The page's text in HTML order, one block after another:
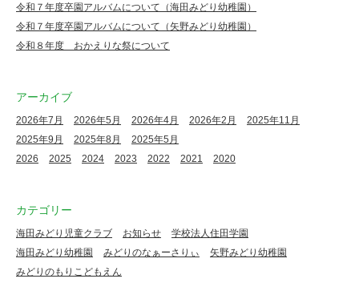
令和７年度卒園アルバムについて（海田みどり幼稚園）
令和７年度卒園アルバムについて（矢野みどり幼稚園）
令和８年度 おかえりな祭について
アーカイブ
2026年7月 2026年5月 2026年4月 2026年2月
2025年11月
2025年9月
2025年8月
2025年5月
2026
2025 2024 2023 2022 2021 2020
カテゴリー
海田みどり児童クラブ お知らせ
学校法人住田学園
海田みどり幼稚園
みどりのなぁーさりぃ
矢野みどり幼稚園
みどりのもりこどもえん